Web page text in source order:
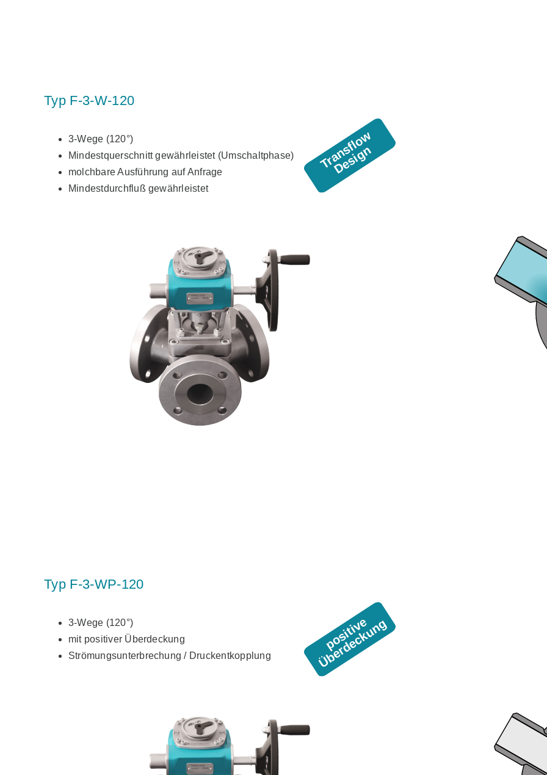
Typ F-3-W-120
3-Wege (120°)
Mindestquerschnitt gewährleistet (Umschaltphase)
molchbare Ausführung auf Anfrage
Mindestdurchfluß gewährleistet
Typ F-3-WP-120
3-Wege (120°)
mit positiver Überdeckung
Strömungsunterbrechung / Druckentkopplung